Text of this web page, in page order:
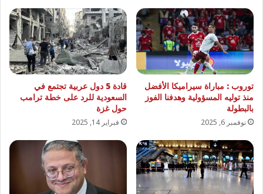
توروب : مباراة سيراميكا الأفضل
منذ توليه المسؤولية وهدفنا الفوز
بالبطولة
نوفمبر 6, 2025
قادة 5 دول عربية تجتمع في
السعودية للرد على خطة ترامب
حول غزة
فبراير 14, 2025